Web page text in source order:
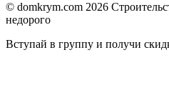
© domkrym.com 2026
недорого
Вступай в группу и получи